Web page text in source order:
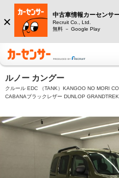
中古車情報カーセンサ
Recruit Co., Ltd.
無料 － Google Play
ルノー カングー
クルール EDC （TANK）KANGOO NO MORI
CABANAブラックレザー DUNLOP